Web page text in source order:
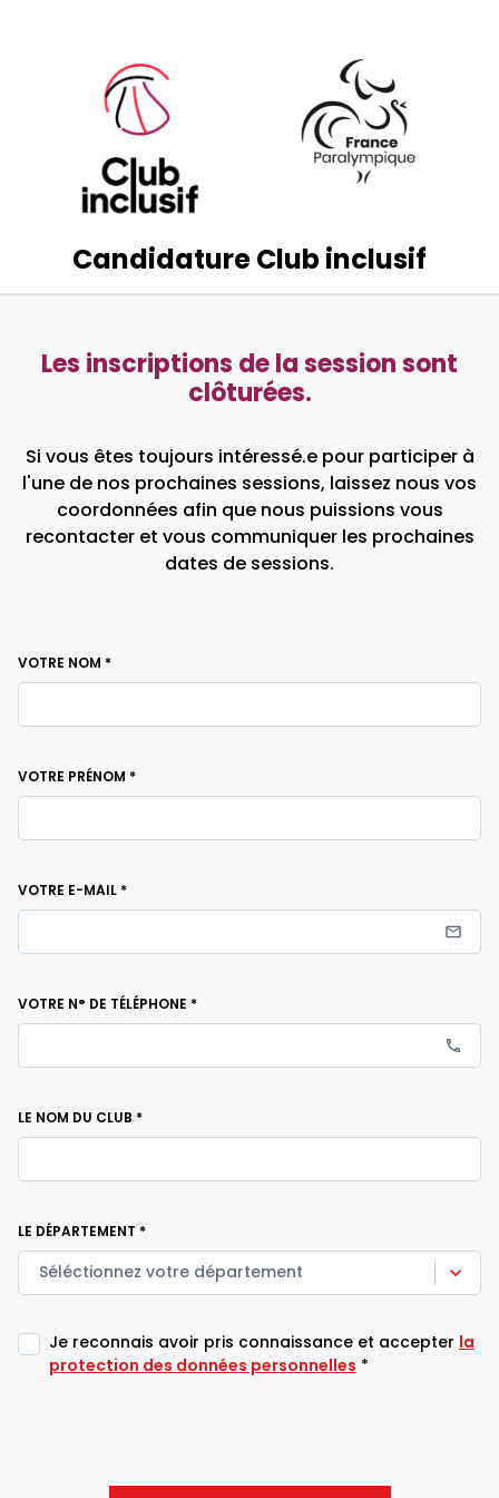
Candidature Club inclusif
Les inscriptions de la session sont
clôturées.
Si vous êtes toujours intéressé.e pour participer à
l'une de nos prochaines sessions, laissez nous vos
coordonnées afin que nous puissions vous
recontacter et vous communiquer les prochaines
dates de sessions.
VOTRE NOM *
VOTRE PRÉNOM *
VOTRE E-MAIL *
VOTRE N° DE TÉLÉPHONE *
LE NOM DU CLUB *
LE DÉPARTEMENT *
Séléctionnez votre département
Je reconnais avoir pris connaissance et accepter la
protection des données personnelles *